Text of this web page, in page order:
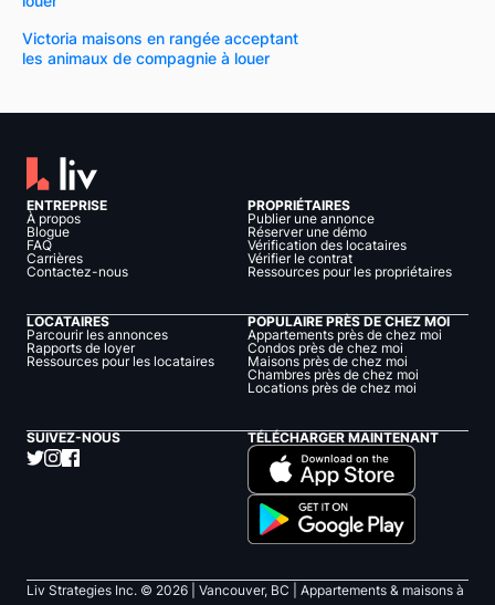
Victoria maisons en rangée acceptant
les animaux de compagnie à louer
ENTREPRISE
À propos
Blogue
FAQ
Carrières
Contactez-nous
PROPRIÉTAIRES
Publier une annonce
Réserver une démo
Vérification des locataires
Vérifier le contrat
Ressources pour les propriétaires
LOCATAIRES
Parcourir les annonces
Rapports de loyer
Ressources pour les locataires
POPULAIRE PRÈS DE CHEZ MOI
Appartements près de chez moi
Condos près de chez moi
Maisons près de chez moi
Chambres près de chez moi
Locations près de chez moi
SUIVEZ-NOUS TÉLÉCHARGER MAINTENANT
Liv Strategies Inc. © 2026 | Vancouver, BC |
Appartements & maisons à